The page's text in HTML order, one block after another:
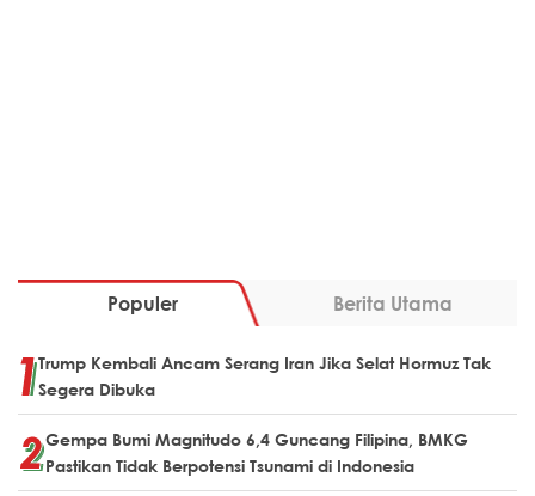
Populer Berita Utama
Trump Kembali Ancam Serang Iran Jika Selat Hormuz Tak
Segera Dibuka
Gempa Bumi Magnitudo 6,4 Guncang Filipina, BMKG
Pastikan Tidak Berpotensi Tsunami di Indonesia